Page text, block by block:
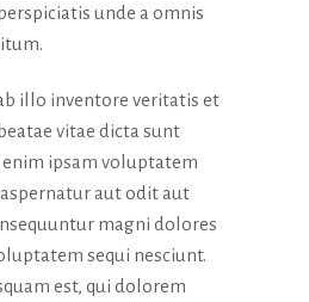
unde a omnis
illo inventore veritatis et
vitae dicta sunt
ipsam voluptatem
aut odit aut
magni dolores
sequi nesciunt.
est, qui dolorem
migliorare
struttura
del sito
Web, in
come viene
utilizzato il
sito Web.